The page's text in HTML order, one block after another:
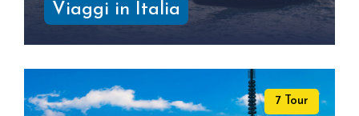
Viaggi in Italia
7 Tour